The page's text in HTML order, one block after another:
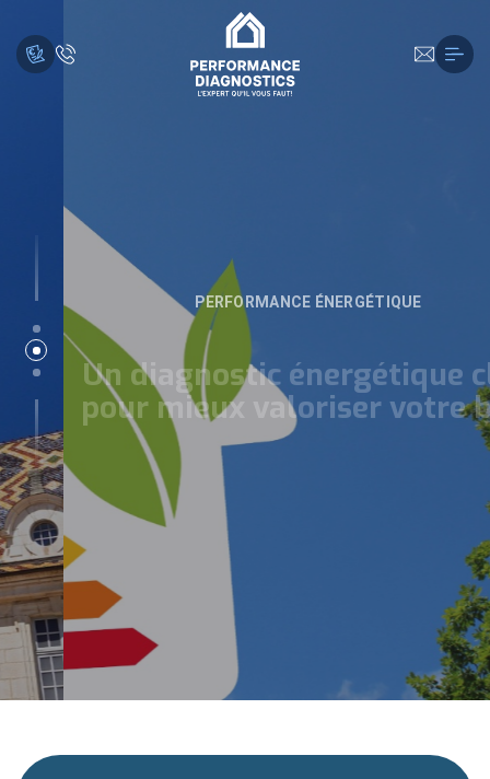
PERFORMANCE ÉNERGÉTIQUE
Un diagnostic énergétique clair
pour mieux valoriser votre bien
EN SAVOIR PLUS